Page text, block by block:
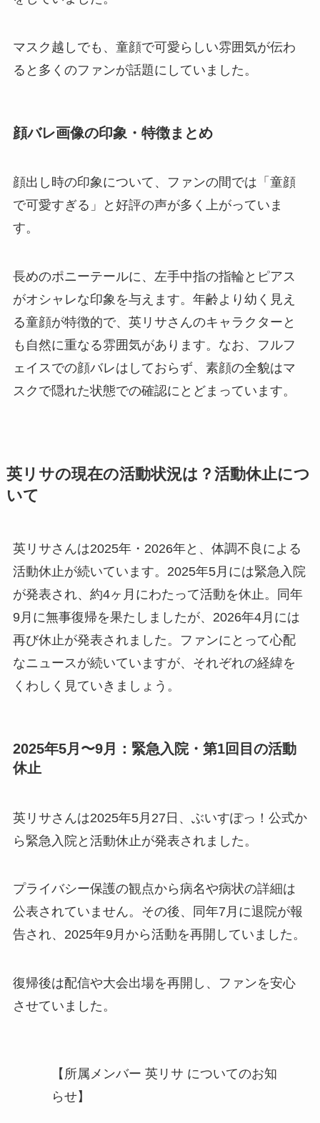
マスク越しでも、童顔で可愛らしい雰囲気が伝わ
ると多くのファンが話題にしていました。
顔バレ画像の印象・特徴まとめ
顔出し時の印象について、ファンの間では「童顔
で可愛すぎる」と好評の声が多く上がっていま
す。
長めのポニーテールに、左手中指の指輪とピアス
がオシャレな印象を与えます。年齢より幼く見え
る童顔が特徴的で、英リサさんのキャラクターと
も自然に重なる雰囲気があります。なお、フルフ
ェイスでの顔バレはしておらず、素顔の全貌はマ
スクで隠れた状態での確認にとどまっています。
英リサの現在の活動状況は？活動休止につ
いて
英リサさんは2025年・2026年と、体調不良による
活動休止が続いています。2025年5月には緊急入院
が発表され、約4ヶ月にわたって活動を休止。同年
9月に無事復帰を果たしましたが、2026年4月には
再び休止が発表されました。ファンにとって心配
なニュースが続いていますが、それぞれの経緯を
くわしく見ていきましょう。
2025年5月〜9月：緊急入院・第1回目の活動
休止
英リサさんは2025年5月27日、ぶいすぽっ！公式か
ら緊急入院と活動休止が発表されました。
プライバシー保護の観点から病名や病状の詳細は
公表されていません。その後、同年7月に退院が報
告され、2025年9月から活動を再開していました。
復帰後は配信や大会出場を再開し、ファンを安心
させていました。
【所属メンバー 英リサ についてのお知
らせ】